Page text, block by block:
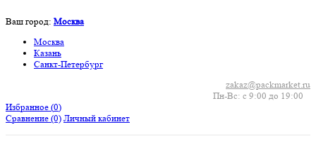
Ваш город: Москва
Москва
Казань
Санкт-Петербург
Пн-Вс: с 9:00 до 19:00
zakaz@packmarket.ru
Избранное (0)
Сравнение (0) Личный кабинет